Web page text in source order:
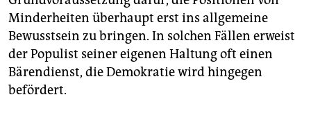
Minderheiten überhaupt erst ins allgemeine
Bewusstsein zu bringen. In solchen Fällen erweist
der Populist seiner eigenen Haltung oft einen
Bärendienst, die Demokratie wird hingegen
befördert.